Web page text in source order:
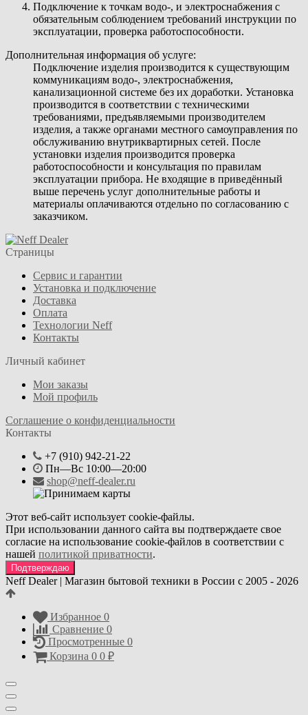
Подключение к точкам водо-, и электроснабжения с
обязательным соблюдением требований инструкции по
эксплуатации, проверка работоспособности.
Дополнительная информация об услуге:
Подключение изделия производится к существующим
коммуникациям водо-, электроснабжения,
канализационной системе без их доработки. Установка
производится в соответствии с техническими
требованиями, предъявляемыми производителем
изделия, а также органами местного самоуправления по
обслуживанию внутриквартирных сетей. После
установки изделия производится проверка
работоспособности и консультация по правилам
эксплуатации прибора. Не входящие в приведённый
выше перечень услуг дополнительные работы и
материалы оплачиваются отдельно по согласованию с
заказчиком.
Страницы
Сервис и гарантии
Установка и подключение
Доставка
Оплата
Технологии Neff
Контакты
Личный кабинет
Мои заказы
Мой профиль
Соглашение о конфиденциальности
Контакты
+7 (910) 942-21-22
Пн—Вс 10:00—20:00
shop@neff-dealer.ru
Этот веб-сайт использует cookie-файлы.
При использовании данного сайта вы подтверждаете свое
согласие на использование cookie-файлов в соответствии с
нашей политикой приватности.
Подтверждаю
Neff Dealer | Магазин бытовой техники в России с 2005 - 2026
Избранное 0
Сравнение 0
Просмотренные 0
Корзина 0 0 ₽